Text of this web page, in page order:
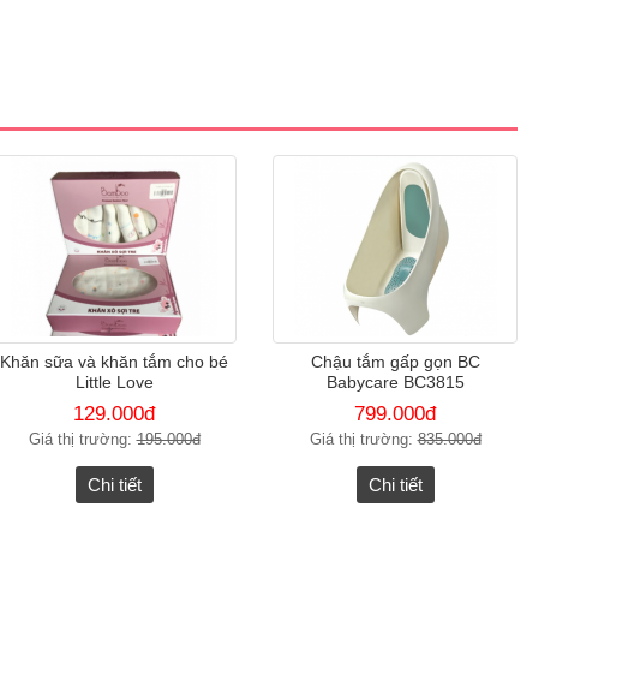
Khăn sữa và khăn tắm cho bé
Little Love
129.000đ
Giá thị trường:195.000đ
Chi tiết
Chậu tắm gấp gọn BC
Babycare BC3815
799.000đ
Giá thị trường:835.000đ
Chi tiết